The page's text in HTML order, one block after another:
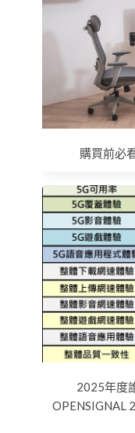
購買前必
2025年度
OPENSIGNAL